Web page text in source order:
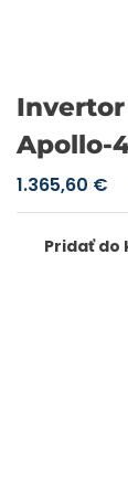
Apollo-
1.365,60 €
Pridať do